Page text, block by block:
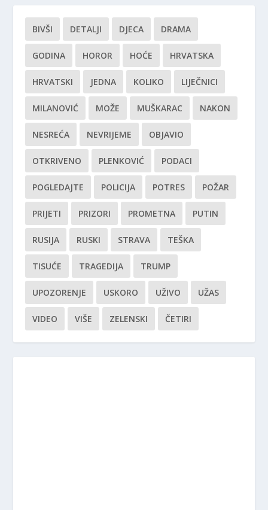
BIVŠI DETALJI DJECA DRAMA
GODINA HOROR HOĆE HRVATSKA
HRVATSKI JEDNA KOLIKO LIJEČNICI
MILANOVIĆ MOŽE MUŠKARAC NAKON
NESREĆA NEVRIJEME OBJAVIO
OTKRIVENO PLENKOVIĆ PODACI
POGLEDAJTE POLICIJA POTRES POŽAR
PRIJETI PRIZORI PROMETNA PUTIN
RUSIJA RUSKI STRAVA TEŠKA
TISUĆE TRAGEDIJA TRUMP
UPOZORENJE USKORO UŽIVO UŽAS
VIDEO VIŠE ZELENSKI ČETIRI